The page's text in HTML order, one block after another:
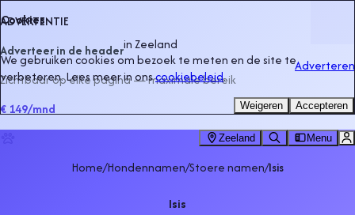
ADVERTENTIE
Adverteer in de headerinZeeland
Zichtbaar op elke pagina — maximale bereik
€ 149/mnd
Adverteren
Zeeland Menu
Home/Hondennamen/Stoere namen/Isis
Isis
Cookies
We gebruiken cookies om bezoek te meten en de site te
verbeteren. Lees meer in onscookiebeleid.
Weigeren Accepteren